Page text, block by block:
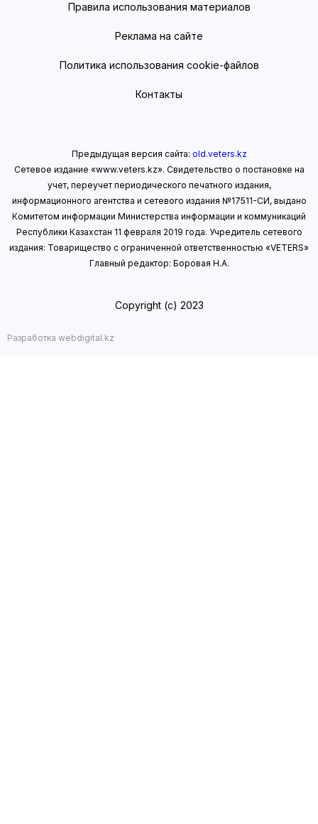
Правила использования материалов
Реклама на сайте
Политика использования cookie-файлов
Контакты
Предыдущая версия сайта: old.veters.kz
Сетевое издание «www.veters.kz». Свидетельство о постановке на
учет, переучет периодического печатного издания,
информационного агентства и сетевого издания №17511-СИ, выдано
Комитетом информации Министерства информации и коммуникаций
Республики Казахстан 11 февраля 2019 года. Учредитель сетевого
издания: Товарищество с ограниченной ответственностью «VETERS»
Главный редактор: Боровая Н.А.
Copyright (с) 2023
Разработка webdigital.kz